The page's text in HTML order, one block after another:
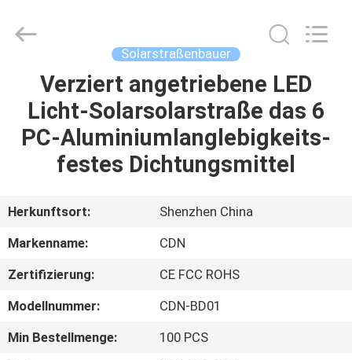
HEIM
PRODUKTE
UNS
TOUR
QUALITÄTSKONTROLLE
Ltd..
Solarstraßenbauer
Verziert angetriebene LED
Licht-Solarsolarstraße das 6
PC-Aluminiumlanglebigkeits-
festes Dichtungsmittel
Herkunftsort:
Shenzhen China
Markenname:
CDN
Zertifizierung:
CE FCC ROHS
Modellnummer:
CDN-BD01
Min Bestellmenge:
100 PCS